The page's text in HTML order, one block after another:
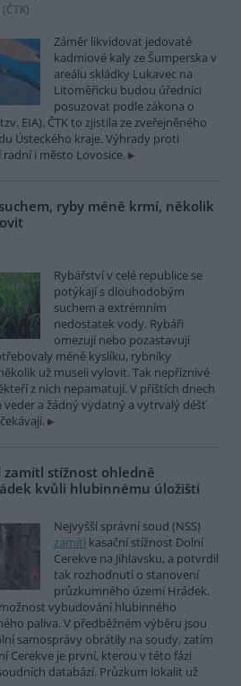
ČTK)
Záměr likvidovat jedovaté
kadmiové kaly ze Šumperska v
areálu skládky Lukavec na
Litoměřicku budou úředníci
posuzovat podle zákona o
EIA). ČTK to zjistila ze zveřejněného
Ústeckého kraje. Výhrady proti
i město Lovosice.
ryby méně krmí, několik
Rybářství v celé republice se
potýkají s dlouhodobým
suchem a extrémním
nedostatek vody. Rybáři
omezují nebo pozastavují
méně kyslíku, rybníky
už museli vylovit. Tak nepříznivé
z nich nepamatují. V příštích dnech
veder a žádný vydatný a vytrvalý déšť
zamítl stížnost ohledně
kvůli hlubinnému úložišti
Nejvyšší správní soud (NSS)
zamítl kasační stížnost Dolní
Cerekve na Jihlavsku, a potvrdil
tak rozhodnutí o stanovení
průzkumného území Hrádek.
vybudování hlubinného
paliva. V předběžném výběru jsou
samosprávy obrátily na soudy, zatím
Cerekve je první, kterou v této fázi
databází. Průzkum lokalit už